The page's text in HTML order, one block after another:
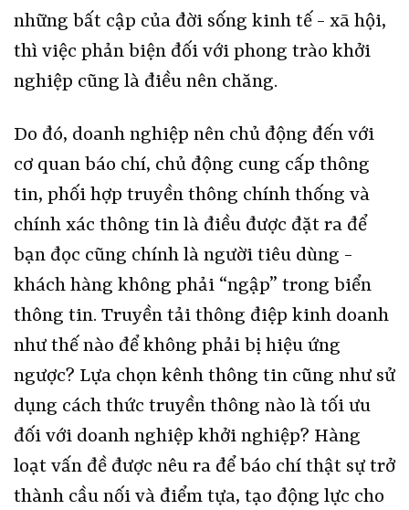
những bất cập của đời sống kinh tế - xã hội,
thì việc phản biện đối với phong trào khởi
nghiệp cũng là điều nên chăng.
Do đó, doanh nghiệp nên chủ động đến với
cơ quan báo chí, chủ động cung cấp thông
tin, phối hợp truyền thông chính thống và
chính xác thông tin là điều được đặt ra để
bạn đọc cũng chính là người tiêu dùng -
khách hàng không phải “ngập” trong biển
thông tin. Truyền tải thông điệp kinh doanh
như thế nào để không phải bị hiệu ứng
ngược? Lựa chọn kênh thông tin cũng như sử
dụng cách thức truyền thông nào là tối ưu
đối với doanh nghiệp khởi nghiệp? Hàng
loạt vấn đề được nêu ra để báo chí thật sự trở
thành cầu nối và điểm tựa, tạo động lực cho